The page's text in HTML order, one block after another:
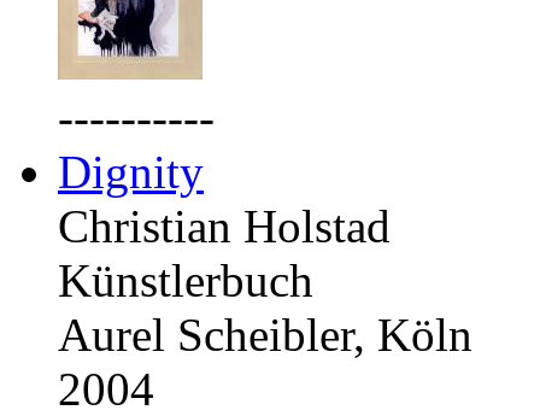
----------
Dignity
Christian Holstad
Künstlerbuch
Aurel Scheibler, Köln
2004